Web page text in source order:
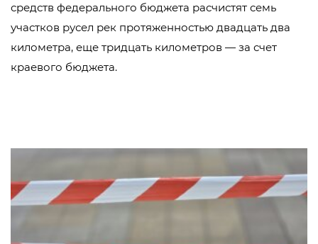
средств федерального бюджета расчистят семь
участков русел рек протяженностью двадцать два
километра, еще тридцать километров — за счет
краевого бюджета.